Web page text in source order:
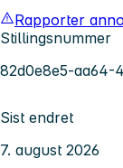
Rapporter
Stillingsnummer
82d0e8e5-aa64-
Sist endret
7. august 2026